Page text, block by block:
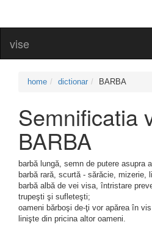
vise
home dictionar BARBA
Semnificatia
BARBA
barbă lungă, semn de putere asupra
barbă rară, scurtă - sărăcie, mizerie,
barbă albă de vei visa, întristare
trupeşti şi sufleteşti;
oameni bărboşi de-ţi vor apărea în
linişte din pricina altor oameni.